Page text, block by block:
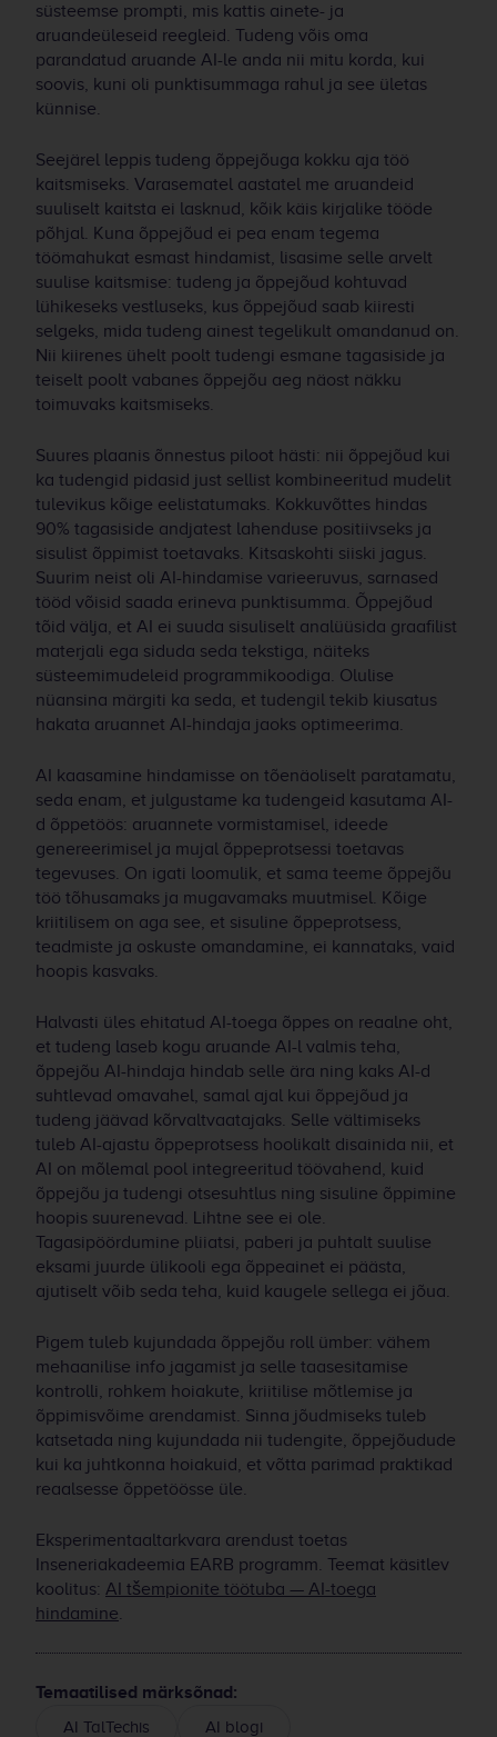
süsteemse prompti, mis kattis ainete- ja
aruandeüleseid reegleid. Tudeng võis oma
parandatud aruande AI-le anda nii mitu korda, kui
soovis, kuni oli punktisummaga rahul ja see ületas
künnise.
Seejärel leppis tudeng õppejõuga kokku aja töö
kaitsmiseks. Varasematel aastatel me aruandeid
suuliselt kaitsta ei lasknud, kõik käis kirjalike tööde
põhjal. Kuna õppejõud ei pea enam tegema
töömahukat esmast hindamist, lisasime selle arvelt
suulise kaitsmise: tudeng ja õppejõud kohtuvad
lühikeseks vestluseks, kus õppejõud saab kiiresti
selgeks, mida tudeng ainest tegelikult omandanud on.
Nii kiirenes ühelt poolt tudengi esmane tagasiside ja
teiselt poolt vabanes õppejõu aeg näost näkku
toimuvaks kaitsmiseks.
Suures plaanis õnnestus piloot hästi: nii õppejõud kui
ka tudengid pidasid just sellist kombineeritud mudelit
tulevikus kõige eelistatumaks. Kokkuvõttes hindas
90% tagasiside andjatest lahenduse positiivseks ja
sisulist õppimist toetavaks. Kitsaskohti siiski jagus.
Suurim neist oli AI-hindamise varieeruvus, sarnased
tööd võisid saada erineva punktisumma. Õppejõud
tõid välja, et AI ei suuda sisuliselt analüüsida graafilist
materjali ega siduda seda tekstiga, näiteks
süsteemimudeleid programmikoodiga. Olulise
nüansina märgiti ka seda, et tudengil tekib kiusatus
hakata aruannet AI-hindaja jaoks optimeerima.
AI kaasamine hindamisse on tõenäoliselt paratamatu,
seda enam, et julgustame ka tudengeid kasutama AI-
d õppetöös: aruannete vormistamisel, ideede
genereerimisel ja mujal õppeprotsessi toetavas
tegevuses. On igati loomulik, et sama teeme õppejõu
töö tõhusamaks ja mugavamaks muutmisel. Kõige
kriitilisem on aga see, et sisuline õppeprotsess,
teadmiste ja oskuste omandamine, ei kannataks, vaid
hoopis kasvaks.
Halvasti üles ehitatud AI-toega õppes on reaalne oht,
et tudeng laseb kogu aruande AI-l valmis teha,
õppejõu AI-hindaja hindab selle ära ning kaks AI-d
suhtlevad omavahel, samal ajal kui õppejõud ja
tudeng jäävad kõrvaltvaatajaks. Selle vältimiseks
tuleb AI-ajastu õppeprotsess hoolikalt disainida nii, et
AI on mõlemal pool integreeritud töövahend, kuid
õppejõu ja tudengi otsesuhtlus ning sisuline õppimine
hoopis suurenevad. Lihtne see ei ole.
Tagasipöördumine pliiatsi, paberi ja puhtalt suulise
eksami juurde ülikooli ega õppeainet ei päästa,
ajutiselt võib seda teha, kuid kaugele sellega ei jõua.
Pigem tuleb kujundada õppejõu roll ümber: vähem
mehaanilise info jagamist ja selle taasesitamise
kontrolli, rohkem hoiakute, kriitilise mõtlemise ja
õppimisvõime arendamist. Sinna jõudmiseks tuleb
katsetada ning kujundada nii tudengite, õppejõudude
kui ka juhtkonna hoiakuid, et võtta parimad praktikad
reaalsesse õppetöösse üle.
Eksperimentaaltarkvara arendust toetas
Inseneriakadeemia EARB programm. Teemat käsitlev
koolitus: AI tšempionite töötuba — AI-toega
hindamine.
Temaatilised märksõnad:
AI TalTechis AI blogi